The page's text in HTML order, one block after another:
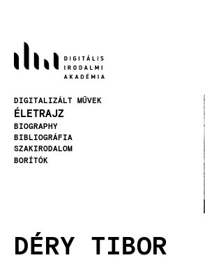
DIGITALIZÁLT MŰVEK
ÉLETRAJZ
BIOGRAPHY
BIBLIOGRÁFIA
SZAKIRODALOM
BORÍTÓK
DÉRY TIBOR